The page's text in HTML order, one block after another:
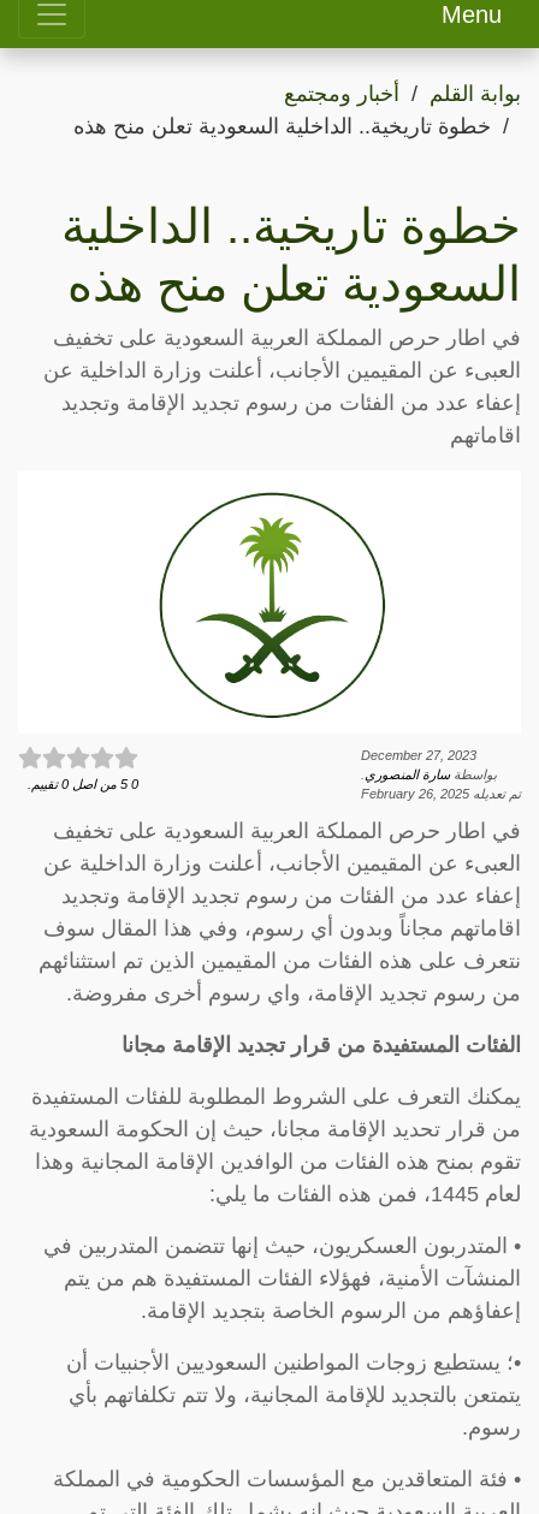
Menu
بوابة القلم
أخبار ومجتمع
خطوة تاريخية.. الداخلية السعودية تعلن منح هذه
خطوة تاريخية.. الداخلية
السعودية تعلن منح هذه
في اطار حرص المملكة العربية السعودية على تخفيف
العبىء عن المقيمين الأجانب، أعلنت وزارة الداخلية عن
إعفاء عدد من الفئات من رسوم تجديد الإقامة وتجديد
اقاماتهم
December 27, 2023
بواسطةسارة المنصوري
تم تعديله February 26, 2025
0
5 من اصل 0 تقييم.
في اطار حرص المملكة العربية السعودية على تخفيف
العبىء عن المقيمين الأجانب، أعلنت وزارة الداخلية عن
إعفاء عدد من الفئات من رسوم تجديد الإقامة وتجديد
اقاماتهم مجاناً وبدون أي رسوم، وفي هذا المقال سوف
نتعرف على هذه الفئات من المقيمين الذين تم استثنائهم
من رسوم تجديد الإقامة، واي رسوم أخرى مفروضة.
الفئات المستفيدة من قرار تجديد الإقامة مجانا
يمكنك التعرف على الشروط المطلوبة للفئات المستفيدة
من قرار تحديد الإقامة مجانا، حيث إن الحكومة السعودية
تقوم بمنح هذه الفئات من الوافدين الإقامة المجانية وهذا
لعام 1445، فمن هذه الفئات ما يلي:
• المتدربون العسكريون، حيث إنها تتضمن المتدربين في
المنشآت الأمنية، فهؤلاء الفئات المستفيدة هم من يتم
إعفاؤهم من الرسوم الخاصة بتجديد الإقامة.
•؛ يستطيع زوجات المواطنين السعوديين الأجنبيات أن
يتمتعن بالتجديد للإقامة المجانية، ولا تتم تكلفاتهم بأي
رسوم.
• فئة المتعاقدين مع المؤسسات الحكومية في المملكة